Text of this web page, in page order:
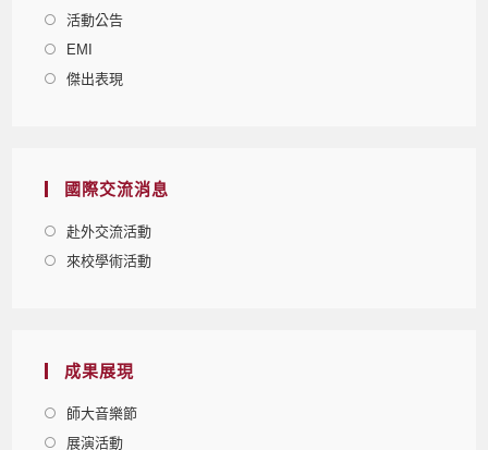
活動公告
EMI
傑出表現
國際交流消息
赴外交流活動
來校學術活動
成果展現
師大音樂節
展演活動